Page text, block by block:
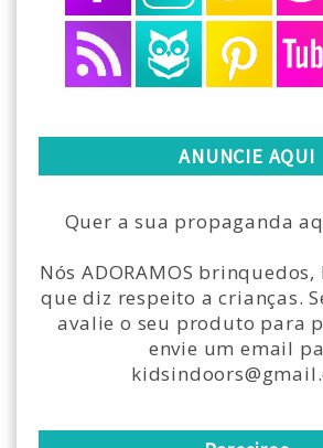
ANUNCIE AQUI
Quer a sua propaganda
Nós ADORAMOS brinquedos,
que diz respeito a crianças.
avalie o seu produto para
envie um email